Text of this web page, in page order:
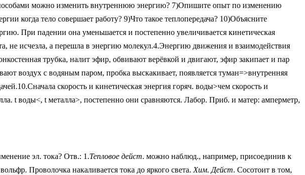
можно изменить внутреннюю энергию? 7)Опишите опыт по изменению
когда тело совершает работу? 9)Что такое теплопередача? 10)Объясните
При падении она уменьшается и постепенно увеличивается кинетическая
не исчезла, а перешла в энергию молекул.4.Энергию движения и взаимодействия
трубка, налит эфир, обвивают верёвкой и двигают, эфир закипает и пар
воздух с водяным паром, пробка выскакивает, появляется туман=>внутренняя
скорость и кинетическая энергия горяч. воды>чем скорость и
t воды<, t металла>, постепенно они сравняются. Лабор. Приб. и матер: амперметр,
эл. тока? Отв.: 1.Тепловое дейст. можно наблюд., например, присоединив к
Проволочка накаливается тока до яркого света. Хим. Дейст. Сосотоит в том,